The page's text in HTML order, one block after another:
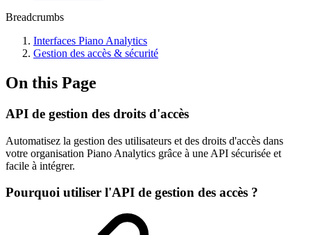
Breadcrumbs
Interfaces Piano Analytics
Gestion des accès & sécurité
On this Page
API de gestion des droits d'accès
Automatisez la gestion des utilisateurs et des droits d'accès dans
votre organisation Piano Analytics grâce à une API sécurisée et
facile à intégrer.
Pourquoi utiliser l'API de gestion des accès ?